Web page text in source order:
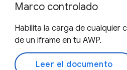
Marco controlado
Habilita la carga de cualquier
de un iframe en tu AWP.
Leer el documento